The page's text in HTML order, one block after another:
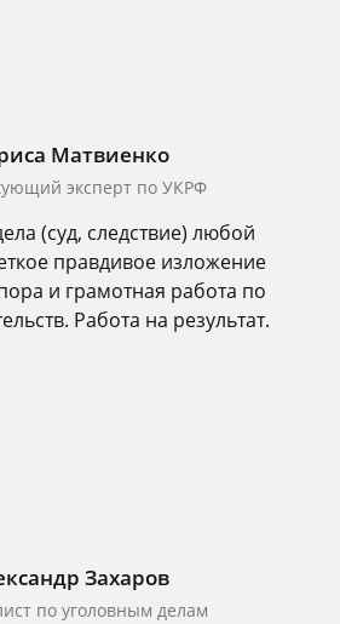
Матвиенко
эксперт по УКРФ
(суд, следствие) любой
правдивое изложение
и грамотная работа по
Работа на результат.
Захаров
по уголовным делам